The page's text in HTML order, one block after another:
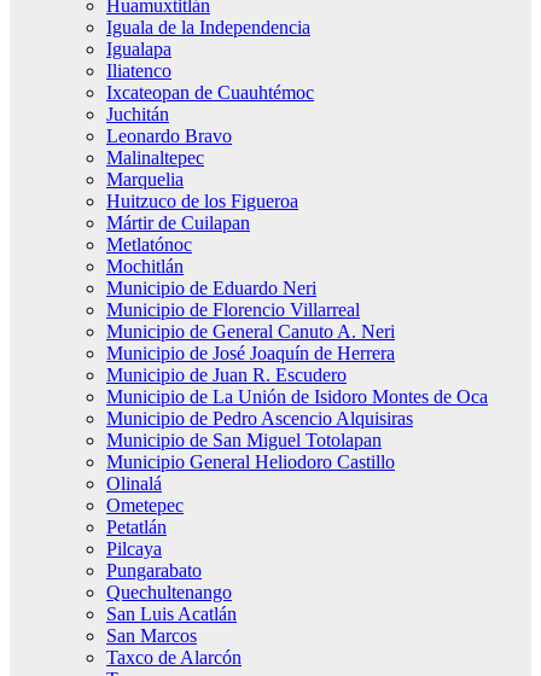
Huamuxtitlán
Iguala de la Independencia
Igualapa
Iliatenco
Ixcateopan de Cuauhtémoc
Juchitán
Leonardo Bravo
Malinaltepec
Marquelia
Huitzuco de los Figueroa
Mártir de Cuilapan
Metlatónoc
Mochitlán
Municipio de Eduardo Neri
Municipio de Florencio Villarreal
Municipio de General Canuto A. Neri
Municipio de José Joaquín de Herrera
Municipio de Juan R. Escudero
Municipio de La Unión de Isidoro Montes de Oca
Municipio de Pedro Ascencio Alquisiras
Municipio de San Miguel Totolapan
Municipio General Heliodoro Castillo
Olinalá
Ometepec
Petatlán
Pilcaya
Pungarabato
Quechultenango
San Luis Acatlán
San Marcos
Taxco de Alarcón